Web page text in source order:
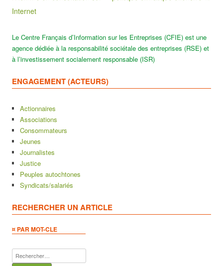
Internet
Le Centre Français d’Information sur les Entreprises (CFIE) est une
agence dédiée à la responsabilité sociétale des entreprises (RSE) et
à l’investissement socialement responsable (ISR)
ENGAGEMENT (ACTEURS)
Actionnaires
Associations
Consommateurs
Jeunes
Journalistes
Justice
Peuples autochtones
Syndicats/salariés
RECHERCHER UN ARTICLE
¤ PAR MOT-CLE
Rechercher :